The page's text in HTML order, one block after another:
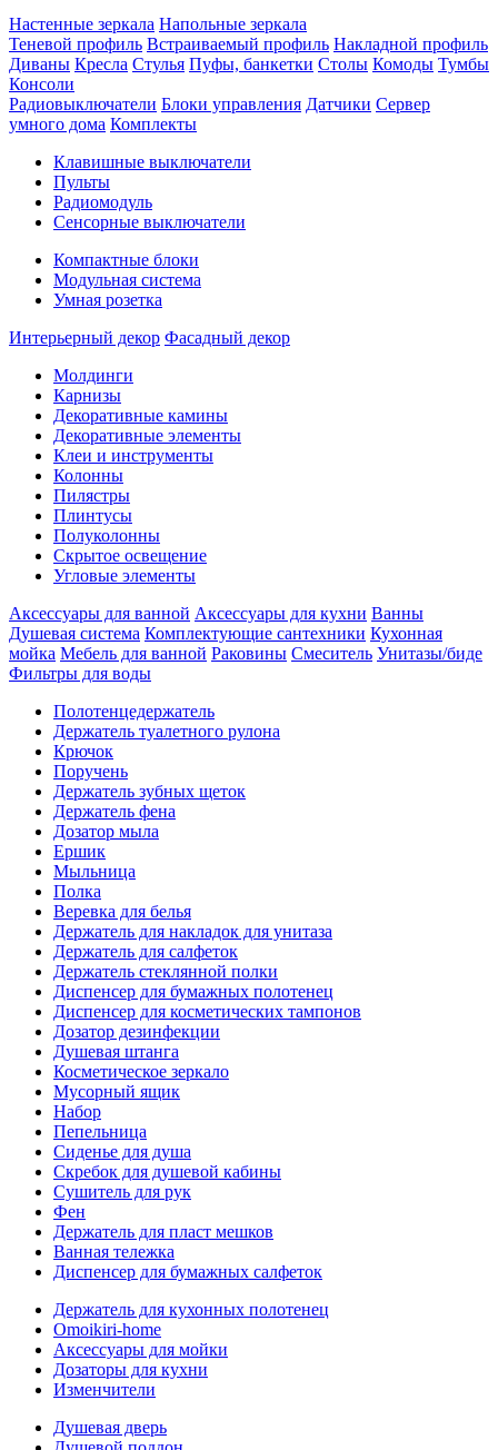
Настенные зеркала Напольные зеркала
Теневой профиль Встраиваемый профиль Накладной профиль
Диваны Кресла Стулья Пуфы, банкетки Столы Комоды Тумбы
Консоли
Радиовыключатели Блоки управления Датчики Сервер
умного дома Комплекты
Клавишные выключатели
Пульты
Радиомодуль
Сенсорные выключатели
Компактные блоки
Модульная система
Умная розетка
Интерьерный декор Фасадный декор
Молдинги
Карнизы
Декоративные камины
Декоративные элементы
Клеи и инструменты
Колонны
Пилястры
Плинтусы
Полуколонны
Скрытое освещение
Угловые элементы
Аксессуары для ванной Аксессуары для кухни Ванны
Душевая система Комплектующие сантехники Кухонная
мойка Мебель для ванной Раковины Смеситель Унитазы/биде
Фильтры для воды
Полотенцедержатель
Держатель туалетного рулона
Крючок
Поручень
Держатель зубных щеток
Держатель фена
Дозатор мыла
Eршик
Мыльница
Полка
Веревка для белья
Держатель для накладок для унитаза
Держатель для салфеток
Держатель стеклянной полки
Диспенсер для бумажных полотенец
Диспенсер для косметических тампонов
Дозатор дезинфекции
Душевая штанга
Косметическое зеркало
Мусорный ящик
Набор
Пепельница
Сиденье для душа
Скребок для душевой кабины
Сушитель для рук
Фен
Держатель для пласт мешков
Ванная тележка
Диспенсер для бумажных салфеток
Держатель для кухонных полотенец
Omoikiri-home
Аксессуары для мойки
Дозаторы для кухни
Изменчители
Душевая дверь